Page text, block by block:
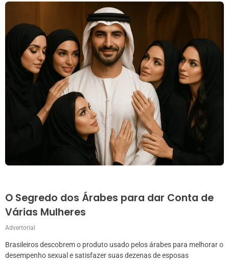
O Segredo dos Árabes para dar Conta de
Várias Mulheres
Advertorial
Brasileiros descobrem o produto usado pelos árabes para melhorar o
desempenho sexual e satisfazer suas dezenas de esposas